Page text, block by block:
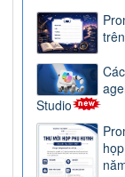
Studio